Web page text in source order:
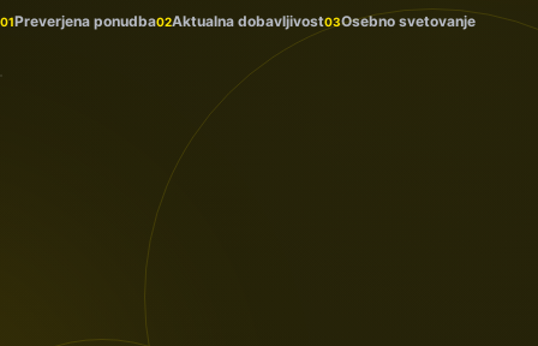
01Preverjena ponudba02Aktualna dobavljivost03Osebno svetovanje
prihaja